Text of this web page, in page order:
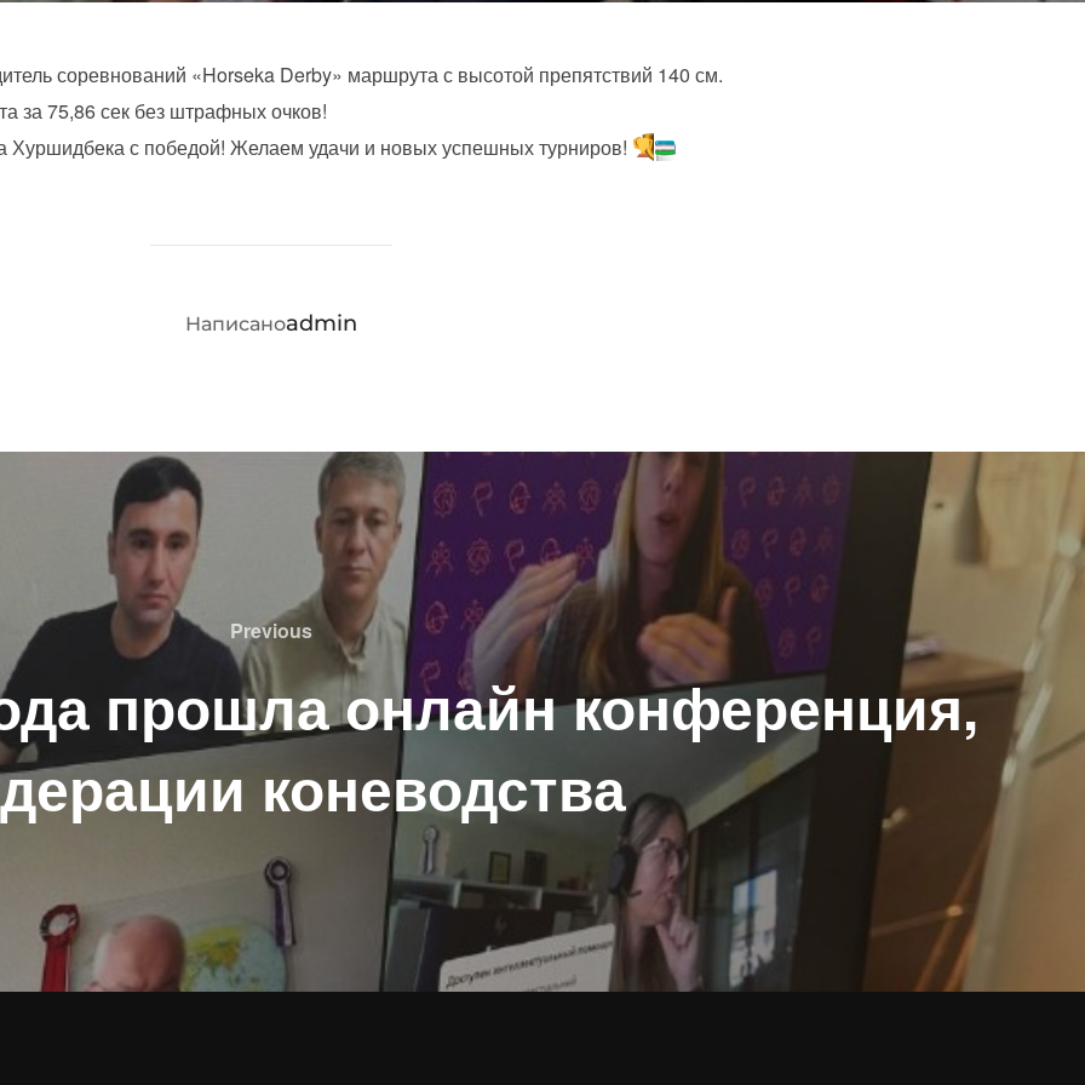
соревнований «Horseka Derby» маршрута с высотой препятствий 140 см.
за 75,86 сек без штрафных очков!
с победой! Желаем удачи и новых успешных турниров!
АВТОР ЗАПИСИ
Написаноadmin
Previous
Previous
прошла онлайн конференция,
коневодства